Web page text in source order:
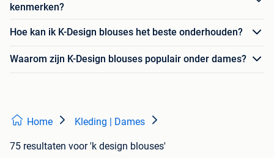
kenmerken?
Hoe kan ik K-Design blouses het beste onderhouden?
Waarom zijn K-Design blouses populair onder dames?
Home Kleding | Dames
75 resultaten voor 'k design blouses'